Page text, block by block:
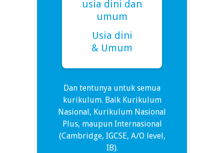
Usia dini
& Umum
Dan tentunya untuk semua
kurikulum. Baik Kurikulum
Nasional, Kurikulum Nasional
Plus, maupun Internasional
(Cambridge, IGCSE, A/O level,
IB).